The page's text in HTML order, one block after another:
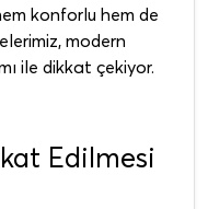
konforlu hem de
modern
ile dikkat çekiyor.
Edilmesi